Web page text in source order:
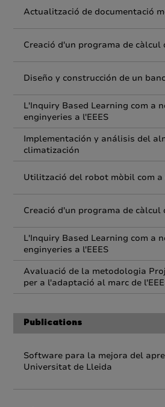
Actualització de documentació
Creació d'un programa de
Diseño y construcción de un
L'Inquiry Based Learning com a
enginyeries a l'EEES
Implementación y análisis del
climatización
Utilització del robot mòbil com
Creació d'un programa de
L'Inquiry Based Learning com a
enginyeries a l'EEES
Avaluació de la metodologia
per a l'adaptació al marc de
Publications
Software para la mejora del
Universitat de Lleida